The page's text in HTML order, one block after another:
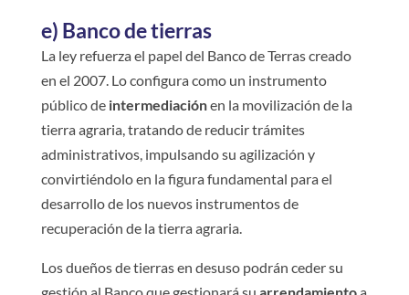
e) Banco de tierras
La ley refuerza el papel del Banco de Terras creado
en el 2007. Lo configura como un instrumento
público de intermediaciónen la movilización de la
tierra agraria, tratando de reducir trámites
administrativos, impulsando su agilización y
convirtiéndolo en la figura fundamental para el
desarrollo de los nuevos instrumentos de
recuperación de la tierra agraria.
Los dueños de tierras en desuso podrán ceder su